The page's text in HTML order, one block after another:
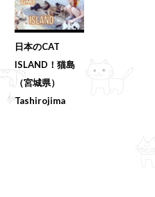
日本のCAT
ISLAND！猫島
（宮城県）
Tashirojima